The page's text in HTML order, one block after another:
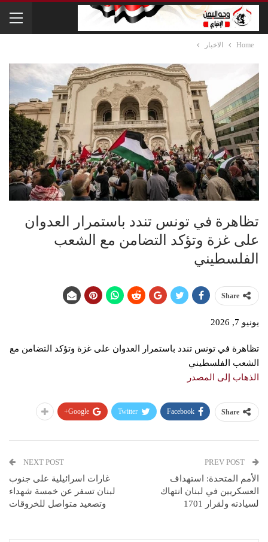
Home الاخبار
تظاهرة في تونس تندد باستمرار العدوان
على غزة وتؤكد التضامن مع الشعب
الفلسطيني
Share
يونيو 7, 2026
تظاهرة في تونس تندد باستمرار العدوان على غزة وتؤكد التضامن مع
الشعب الفلسطيني
الذهاب إلى المصدر
Share
Facebook
Twitter
Google+
الأمم المتحدة: استهداف
العسكريين في لبنان انتهاك
لسيادته ولقرار 1701
NEXT POST
غارات اسرائيلية على جنوب
لبنان تسفر عن خمسة شهداء
وتصعيد متواصل للخروقات